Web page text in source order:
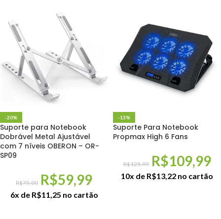
-20%
Suporte para Notebook
Dobrável Metal Ajustável
com 7 níveis OBERON – OR-
SP09
R$75,00 R$59,99
6x de R$11,25 no cartão
-13%
Suporte Para Notebook
Propmax High 6 Fans
R$125,99 R$109,99
10x de R$13,22 no cartão